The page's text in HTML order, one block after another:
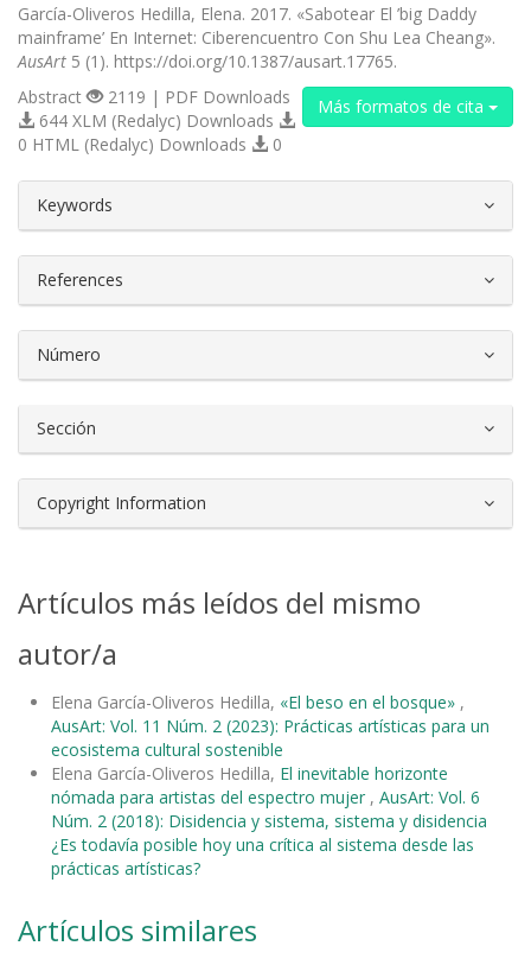
García-Oliveros Hedilla, Elena. 2017. «Sabotear El ’big Daddy
mainframe’ En Internet: Ciberencuentro Con Shu Lea Cheang».
AusArt 5 (1). https://doi.org/10.1387/ausart.17765.
Más formatos de cita
Abstract
2119 | PDF Downloads
644 XLM (Redalyc) Downloads
0 HTML (Redalyc) Downloads
0
Keywords
References
Número
Sección
Copyright Information
Artículos más leídos del mismo
autor/a
Elena García-Oliveros Hedilla, «El beso en el bosque» ,
AusArt: Vol. 11 Núm. 2 (2023): Prácticas artísticas para un
ecosistema cultural sostenible
Elena García-Oliveros Hedilla, El inevitable horizonte
nómada para artistas del espectro mujer , AusArt: Vol. 6
Núm. 2 (2018): Disidencia y sistema, sistema y disidencia
¿Es todavía posible hoy una crítica al sistema desde las
prácticas artísticas?
Artículos similares